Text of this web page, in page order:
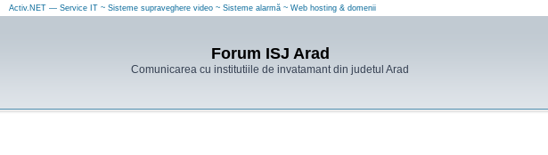
Activ.NET — Service IT ~ Sisteme supraveghere video ~ Sisteme alarmă ~ Web hosting & domenii
Forum ISJ Arad
Comunicarea cu institutiile de invatamant din judetul Arad